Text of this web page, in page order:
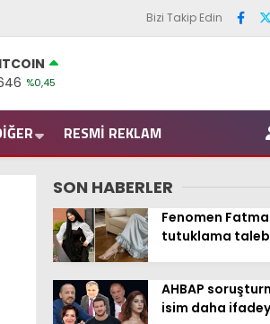
Bizi Takip Edin
%0,45
RESMI REKLAM
SON HABERLER
Fenomen
tutuklama
AHBAP
isim daha